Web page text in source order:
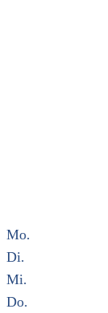
Mo.
Di.
Mi.
Do.